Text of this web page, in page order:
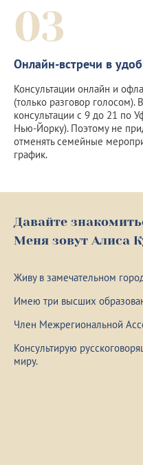
03
Онлайн-встречи в
Консультации онлайн и
(только разговор голосом).
консультации с 9 до 21 по
Нью-Йорку). Поэтому не
отменять семейные
график.
Давайте
Меня зовут Алиса
Живу в замечательном
Имею три высших
Член Межрегиональной
Консультирую
миру.